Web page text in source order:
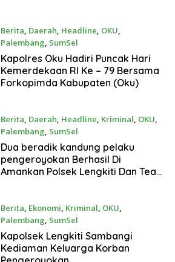
Berita, Daerah, Headline, OKU,
Palembang, SumSel
17 Agustus 2024
Kapolres Oku Hadiri Puncak Hari
Kemerdekaan RI Ke – 79 Bersama
Forkopimda Kabupaten (Oku)
Berita, Daerah, Headline, Kriminal, OKU,
Palembang, SumSel
12 Agustus 2024
Dua beradik kandung pelaku
pengeroyokan Berhasil Di
Amankan Polsek Lengkiti Dan Team
Berita, Ekonomi, Kriminal, OKU,
Palembang, SumSel
11 Agustus 2024
Kapolsek Lengkiti Sambangi
Kediaman Keluarga Korban